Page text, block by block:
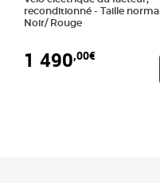
reconditionné - Taille normale -
Noir/ Rouge
1 490,00€